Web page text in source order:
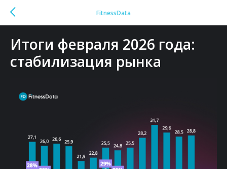
FitnessData
Итоги февраля 2026 года:
стабилизация рынка